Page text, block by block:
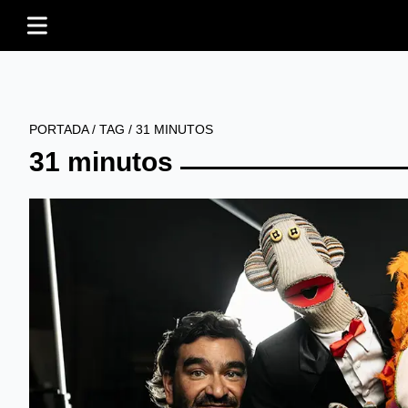
PORTADA/ TAG / 31 MINUTOS
31 minutos